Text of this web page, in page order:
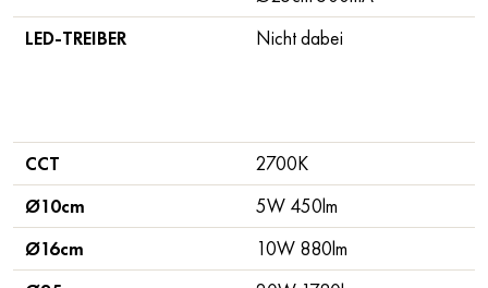
CCT
2700K
Ø10cm
5W 450lm
Ø16cm
10W 880lm
LED-TREIBER
Nicht dabei